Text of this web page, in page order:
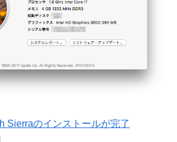
Sierraのインストールが完了